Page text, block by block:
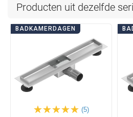
Producten uit dezelfde
BADKAMERDAGEN
(5)